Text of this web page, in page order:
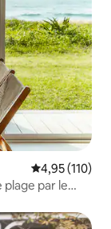
Note
4,95 (110)
plage par le